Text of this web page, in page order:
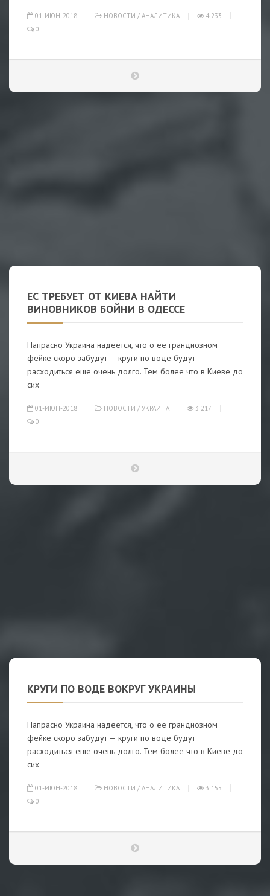
01-ИЮН-2018 НОВОСТИ / АНАЛИТИКА
4 233
0
ЕС ТРЕБУЕТ ОТ КИЕВА НАЙТИ
ВИНОВНИКОВ БОЙНИ В ОДЕССЕ
Напрасно Украина надеется, что о ее грандиозном
фейке скоро забудут — круги по воде будут
расходиться еще очень долго. Тем более что в Киеве до
сих
01-ИЮН-2018 НОВОСТИ / УКРАИНА
3 217
0
КРУГИ ПО ВОДЕ ВОКРУГ УКРАИНЫ
Напрасно Украина надеется, что о ее грандиозном
фейке скоро забудут — круги по воде будут
расходиться еще очень долго. Тем более что в Киеве до
сих
01-ИЮН-2018 НОВОСТИ / АНАЛИТИКА
3 155
0